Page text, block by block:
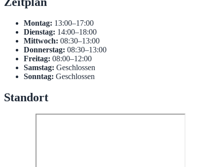
Montag: 13:00–17:00
Dienstag: 14:00–18:00
Mittwoch: 08:30–13:00
Donnerstag: 08:30–13:00
Freitag: 08:00–12:00
Samstag: Geschlossen
Sonntag: Geschlossen
Standort